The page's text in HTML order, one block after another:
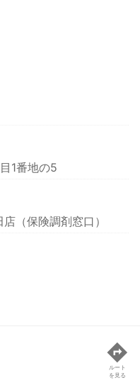
1番地の5
（保険調剤窓口）
ルート
を見る